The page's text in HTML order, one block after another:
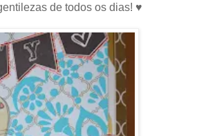
de todos os dias! ♥